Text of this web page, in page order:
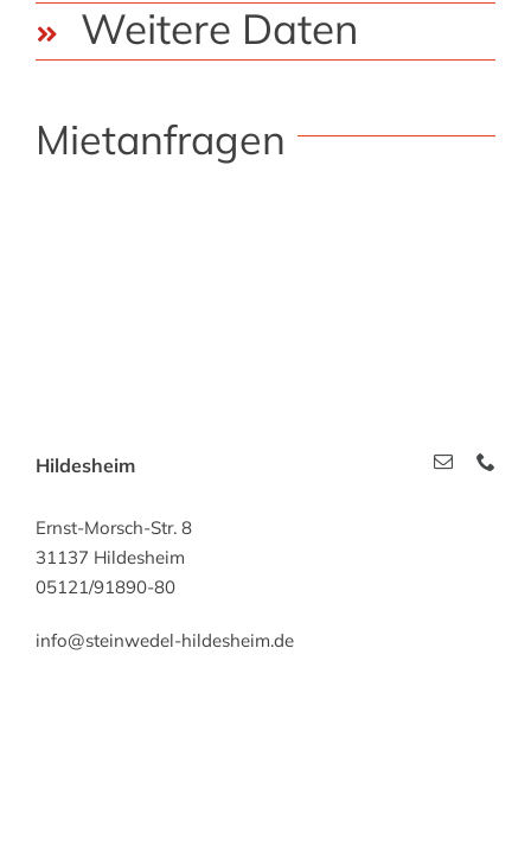
Weitere Daten
Mietanfragen
Hildesheim
Ernst-Morsch-Str. 8
31137 Hildesheim
05121/91890-80
info@steinwedel-hildesheim.de